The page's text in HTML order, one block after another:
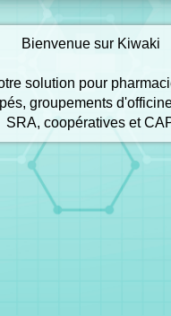
Bienvenue sur Kiwaki
solution pour
groupements
SRA, coopératives et